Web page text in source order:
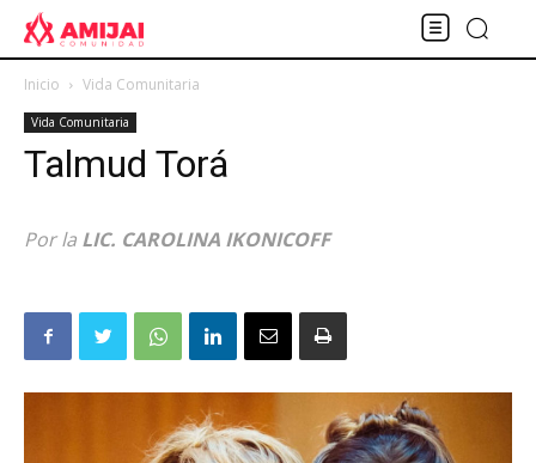
Inicio Vida Comunitaria
Vida Comunitaria
Talmud Torá
Por la LIC. CAROLINA IKONICOFF